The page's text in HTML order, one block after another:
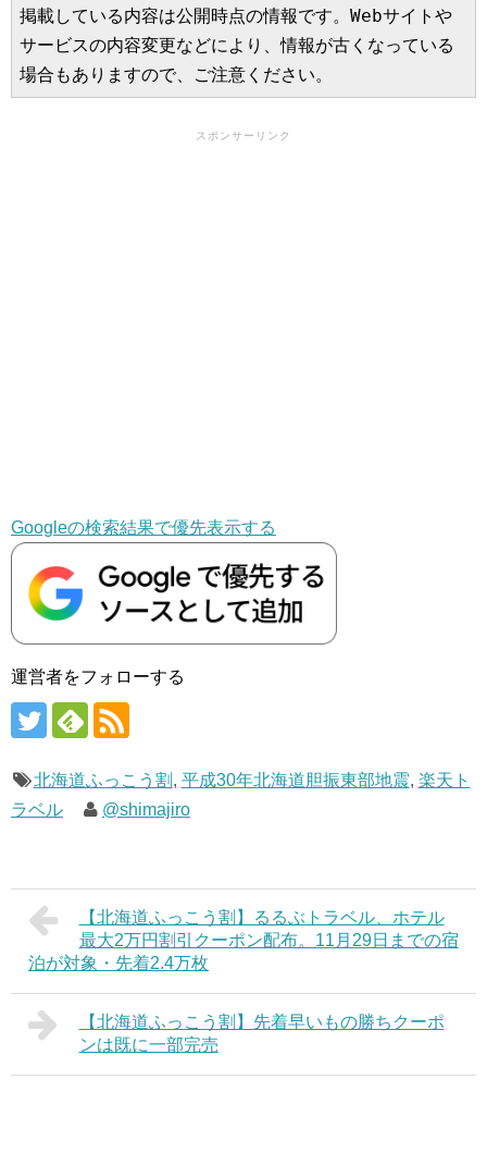
掲載している内容は公開時点の情報です。Webサイトや
サービスの内容変更などにより、情報が古くなっている
場合もありますので、ご注意ください。
スポンサーリンク
Googleの検索結果で優先表示する
運営者をフォローする
北海道ふっこう割 , 平成30年北海道胆振東部地震, 楽天ト
ラベル
@shimajiro
【北海道ふっこう割】るるぶトラベル、ホテル
最大2万円割引クーポン配布。11月29日までの宿
泊が対象・先着2.4万枚
【北海道ふっこう割】先着早いもの勝ちクーポ
ンは既に一部完売